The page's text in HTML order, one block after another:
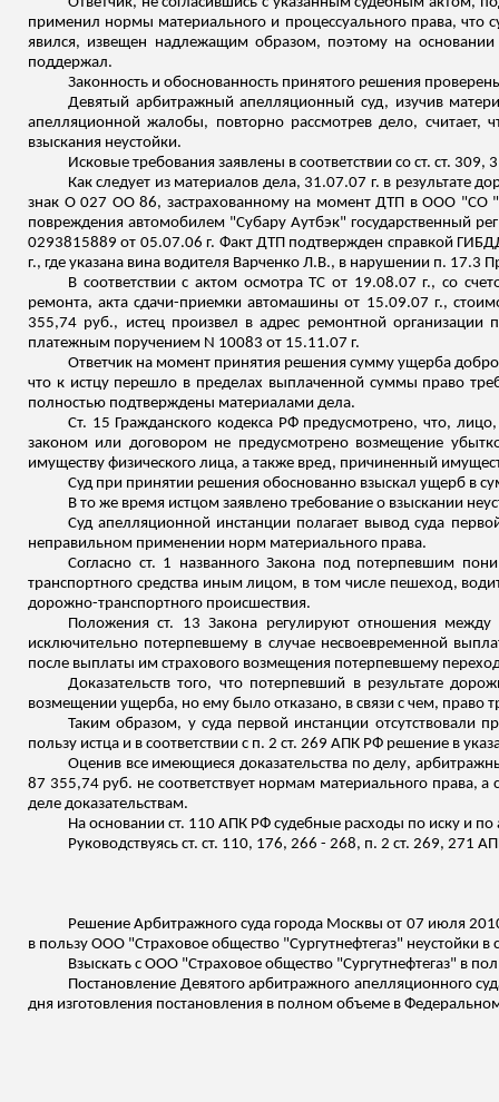
применил нормы материального и процессуального права, что
явился, извещен надлежащим образом, поэтому на основании
поддержал.
Законность и обоснованность принятого решения
Девятый арбитражный апелляционный суд, изучив
апелляционной жалобы, повторно рассмотрев дело,
взыскания неустойки.
Исковые требования заявлены в соответствии со ст. ст.
Как следует из материалов дела, 31.07.07 г. в результате
знак О 027 ОО 86, застрахованному на момент ДТП в ООО "СО
повреждения автомобилем "Субару Аутбэк" государственный
0293815889 от 05.07.06 г. Факт ДТП подтвержден справкой
г., где указана вина водителя Варченко Л.В., в нарушении п.
В соответствии с актом осмотра ТС от 19.08.07 г., со
ремонта, акта сдачи-приемки автомашины от 15.09.07 г.,
355,74 руб., истец произвел в адрес ремонтной организации
платежным поручением N 10083 от 15.11.07 г.
Ответчик на момент принятия решения сумму ущерба
что к истцу перешло в пределах выплаченной суммы право
полностью подтверждены материалами дела.
Ст. 15 Гражданского кодекса РФ предусмотрено, что,
законом или договором не предусмотрено возмещение
имуществу физического лица, а также вред, причиненный
Суд при принятии решения обоснованно взыскал ущерб в
В то же время истцом заявлено требование о взыскании
Суд апелляционной инстанции полагает вывод суда
неправильном применении норм материального права.
Согласно ст. 1 названного Закона под потерпевшим
транспортного средства иным лицом, в том числе пешеход,
дорожно-транспортного происшествия.
Положения ст. 13 Закона регулируют отношения
исключительно потерпевшему в случае несвоевременной
после выплаты им страхового возмещения потерпевшему
Доказательств того, что потерпевший в результате
возмещении ущерба, но ему было отказано, в связи с чем, право
Таким образом, у суда первой инстанции отсутствовали
пользу истца и в соответствии с п. 2 ст. 269 АПК РФ решение в
Оценив все имеющиеся доказательства по делу,
87 355,74 руб. не соответствует нормам материального
деле доказательствам.
На основании ст. 110 АПК РФ судебные расходы по иску и
Руководствуясь ст. ст. 110, 176, 266 - 268, п. 2 ст. 269,
Решение Арбитражного суда города Москвы от 07 июля
в пользу ООО "Страховое общество "Сургутнефтегаз" неустойки
Взыскать с ООО "Страховое общество "Сургутнефтегаз" в
Постановление Девятого арбитражного апелляционного
дня изготовления постановления в полном объеме в